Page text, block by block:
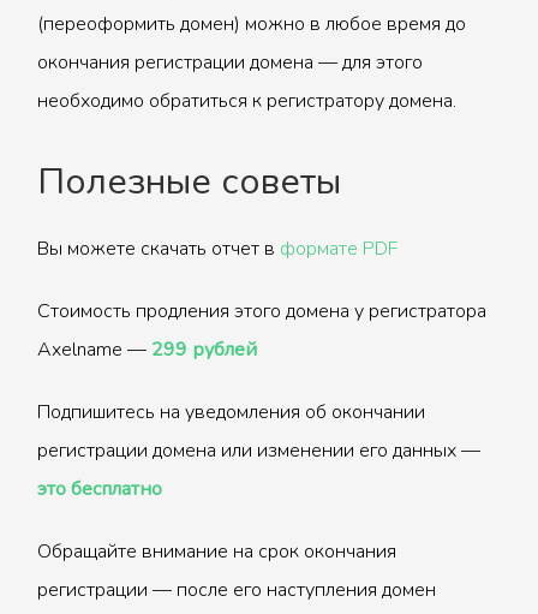
(переоформить домен) можно в любое время до
окончания регистрации домена — для этого
необходимо обратиться к регистратору домена.
Полезные советы
Вы можете скачать отчет в формате PDF
Стоимость продления этого домена у регистратора
Axelname — 299 рублей
Подпишитесь на уведомления об окончании
регистрации домена или изменении его данных —
это бесплатно
Обращайте внимание на срок окончания
регистрации — после его наступления домен